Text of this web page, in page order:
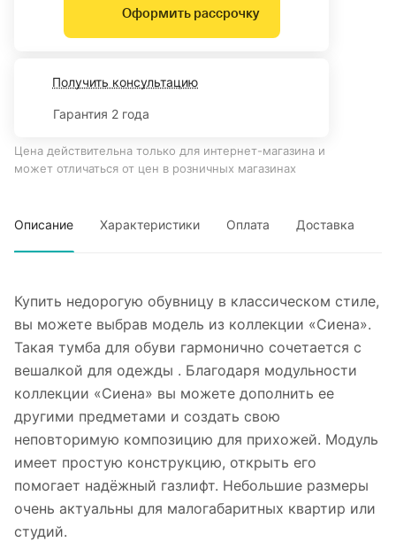
Оформить рассрочку
Получить консультацию
Гарантия 2 года
Цена действительна только для интернет-магазина и
может отличаться от цен в розничных магазинах
Описание Характеристики Оплата Доставка
Купить недорогую обувницу в классическом стиле,
вы можете выбрав модель из коллекции «Сиена».
Такая тумба для обуви гармонично сочетается с
вешалкой для одежды . Благодаря модульности
коллекции «Сиена» вы можете дополнить ее
другими предметами и создать свою
неповторимую композицию для прихожей. Модуль
имеет простую конструкцию, открыть его
помогает надёжный газлифт. Небольшие размеры
очень актуальны для малогабаритных квартир или
студий.